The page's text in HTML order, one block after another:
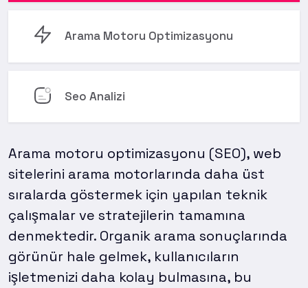
Arama Motoru Optimizasyonu
Seo Analizi
Arama motoru optimizasyonu (SEO), web
sitelerini arama motorlarında daha üst
sıralarda göstermek için yapılan teknik
çalışmalar ve stratejilerin tamamına
denmektedir. Organik arama sonuçlarında
görünür hale gelmek, kullanıcıların
işletmenizi daha kolay bulmasına, bu